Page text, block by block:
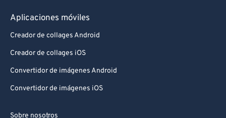
Aplicaciones móviles
Creador de collages Android
Creador de collages iOS
Convertidor de imágenes Android
Convertidor de imágenes iOS
Sobre nosotros